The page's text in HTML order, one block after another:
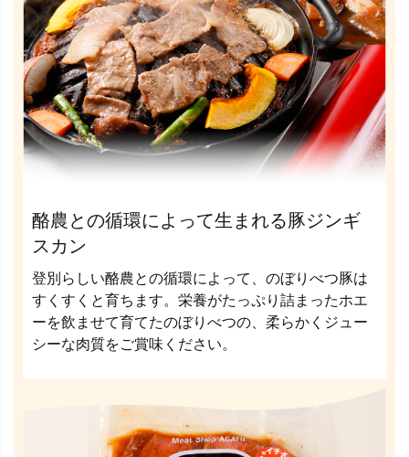
酪農との循環によって生まれる豚ジンギ
スカン
登別らしい酪農との循環によって、のぼりべつ豚は
すくすくと育ちます。栄養がたっぷり詰まったホエ
ーを飲ませて育てたのぼりべつの、柔らかくジュー
シーな肉質をご賞味ください。